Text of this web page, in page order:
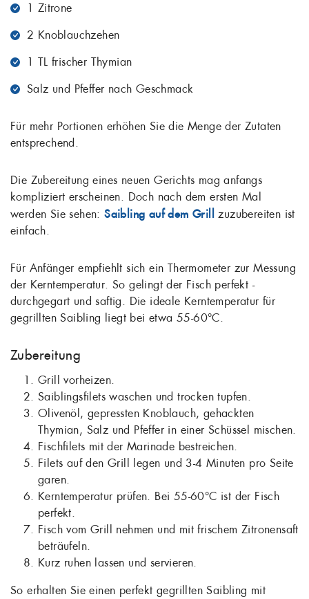
1 Zitrone
2 Knoblauchzehen
1 TL frischer Thymian
Salz und Pfeffer nach Geschmack
Für mehr Portionen erhöhen Sie die Menge der Zutaten
entsprechend.
Die Zubereitung eines neuen Gerichts mag anfangs
kompliziert erscheinen. Doch nach dem ersten Mal
werden Sie sehen:Saibling auf dem Grill
zuzubereiten ist
einfach.
Für Anfänger empfiehlt sich ein Thermometer zur Messung
der Kerntemperatur. So gelingt der Fisch perfekt -
durchgegart und saftig. Die ideale Kerntemperatur für
gegrillten Saibling liegt bei etwa 55-60°C.
Zubereitung
Grill vorheizen.
Saiblingsfilets waschen und trocken tupfen.
Olivenöl, gepressten Knoblauch, gehackten
Thymian, Salz und Pfeffer in einer Schüssel mischen.
Fischfilets mit der Marinade bestreichen.
Filets auf den Grill legen und 3-4 Minuten pro Seite
garen.
Kerntemperatur prüfen. Bei 55-60°C ist der Fisch
perfekt.
Fisch vom Grill nehmen und mit frischem Zitronensaft
beträufeln.
Kurz ruhen lassen und servieren.
So erhalten Sie einen perfekt gegrillten Saibling mit